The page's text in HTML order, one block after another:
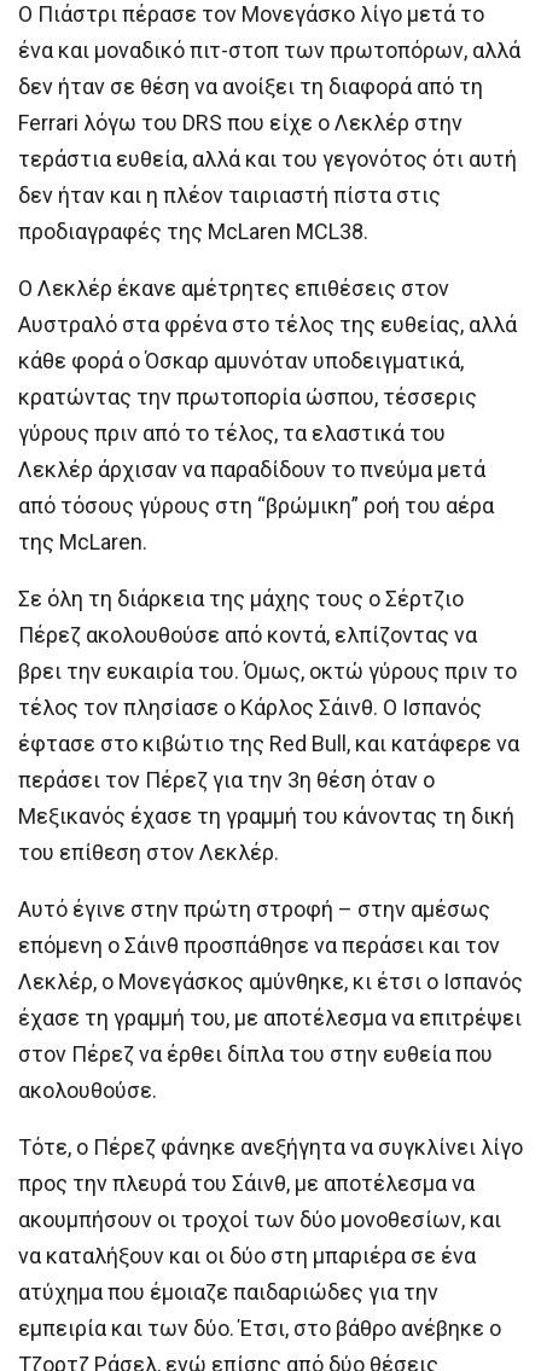
Ο Πιάστρι πέρασε τον Μονεγάσκο λίγο μετά το
ένα και μοναδικό πιτ-στοπ των πρωτοπόρων, αλλά
δεν ήταν σε θέση να ανοίξει τη διαφορά από τη
Ferrari λόγω του DRS που είχε ο Λεκλέρ στην
τεράστια ευθεία, αλλά και του γεγονότος ότι αυτή
δεν ήταν και η πλέον ταιριαστή πίστα στις
προδιαγραφές της McLaren MCL38.
Ο Λεκλέρ έκανε αμέτρητες επιθέσεις στον
Αυστραλό στα φρένα στο τέλος της ευθείας, αλλά
κάθε φορά ο Όσκαρ αμυνόταν υποδειγματικά,
κρατώντας την πρωτοπορία ώσπου, τέσσερις
γύρους πριν από το τέλος, τα ελαστικά του
Λεκλέρ άρχισαν να παραδίδουν το πνεύμα μετά
από τόσους γύρους στη “βρώμικη” ροή του αέρα
της McLaren.
Σε όλη τη διάρκεια της μάχης τους ο Σέρτζιο
Πέρεζ ακολουθούσε από κοντά, ελπίζοντας να
βρει την ευκαιρία του. Όμως, οκτώ γύρους πριν το
τέλος τον πλησίασε ο Κάρλος Σάινθ. Ο Ισπανός
έφτασε στο κιβώτιο της Red Bull, και κατάφερε να
περάσει τον Πέρεζ για την 3η θέση όταν ο
Μεξικανός έχασε τη γραμμή του κάνοντας τη δική
του επίθεση στον Λεκλέρ.
Αυτό έγινε στην πρώτη στροφή – στην αμέσως
επόμενη ο Σάινθ προσπάθησε να περάσει και τον
Λεκλέρ, ο Μονεγάσκος αμύνθηκε, κι έτσι ο Ισπανός
έχασε τη γραμμή του, με αποτέλεσμα να επιτρέψει
στον Πέρεζ να έρθει δίπλα του στην ευθεία που
ακολουθούσε.
Τότε, ο Πέρεζ φάνηκε ανεξήγητα να συγκλίνει λίγο
προς την πλευρά του Σάινθ, με αποτέλεσμα να
ακουμπήσουν οι τροχοί των δύο μονοθεσίων, και
να καταλήξουν και οι δύο στη μπαριέρα σε ένα
ατύχημα που έμοιαζε παιδαριώδες για την
εμπειρία και των δύο. Έτσι, στο βάθρο ανέβηκε ο
Τζορτζ Ράσελ, ενώ επίσης από δύο θέσεις